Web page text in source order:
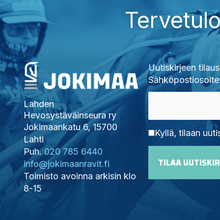
Lahden
Hevosystäväinseura ry
Jokimaankatu 6, 15700
Lahti
Puh. 020 785 6440
info@jokimaanravit.fi
Toimisto avoinna arkisin klo
8-15
Uutiskirjeen tilaus
Kyllä, tilaan